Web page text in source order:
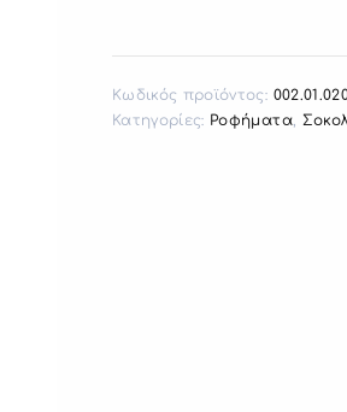
Κωδικός προϊόντος:
Κατηγορίες: Ροφήματα,